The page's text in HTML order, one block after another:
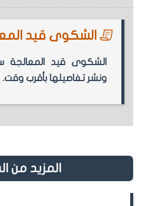
الشكوى قيد
الشكوى قيد
ونشر تفاصيلها بأقرب وقت.
المزيد من